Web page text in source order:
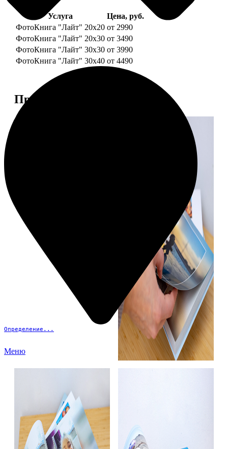
Определение...
Меню
Услуга
Цена, руб.
ФотоКнига "Лайт" 20x20 от 2990
ФотоКнига "Лайт" 20x30 от 3490
ФотоКнига "Лайт" 30x30 от 3990
ФотоКнига "Лайт" 30x40 от 4490
Примеры работ